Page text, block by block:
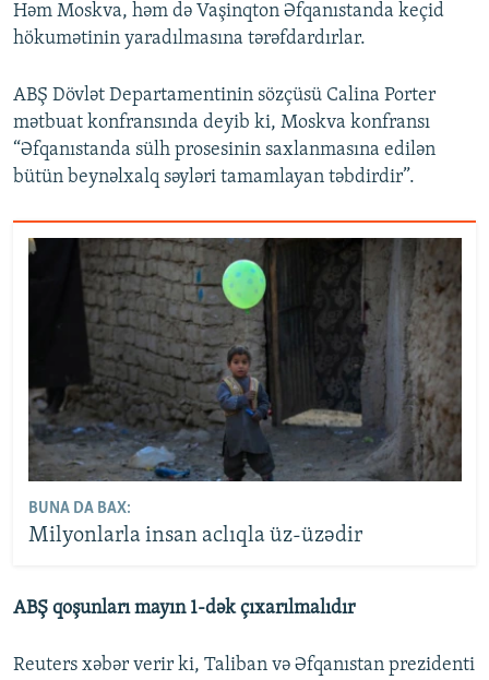
Həm Moskva, həm də Vaşinqton Əfqanıstanda keçid
hökumətinin yaradılmasına tərəfdardırlar.
ABŞ Dövlət Departamentinin sözçüsü Calina Porter
mətbuat konfransında deyib ki, Moskva konfransı
“Əfqanıstanda sülh prosesinin saxlanmasına edilən
bütün beynəlxalq səyləri tamamlayan təbdirdir”.
BUNA DA BAX:
Milyonlarla insan aclıqla üz-üzədir
ABŞ qoşunları mayın 1-dək çıxarılmalıdır
Reuters xəbər verir ki, Taliban və Əfqanıstan prezidenti